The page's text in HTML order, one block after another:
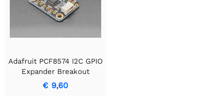
Adafruit PCF8574 I2C GPIO
Expander Breakout
€ 9,60